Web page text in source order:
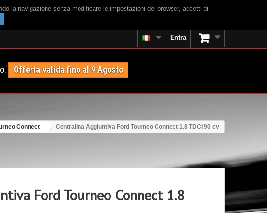
la navigazione senza modificare le impostazioni del browser, accetti di
Entra
Offerta valida fino al 9 Agosto
Connect Centralina Aggiuntiva Ford Tourneo Connect 1.8 TDCI 90 cv
Ford Tourneo Connect 1.8